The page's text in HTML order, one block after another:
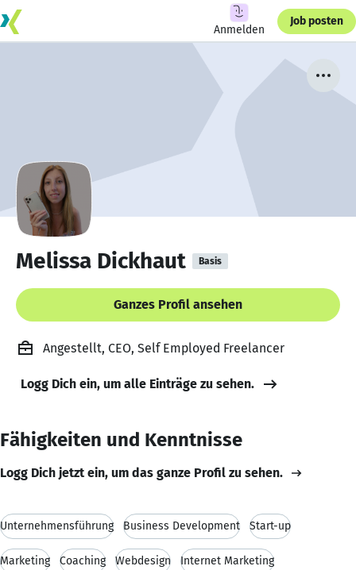
Anmelden
Job posten
Melissa Dickhaut Basis
Ganzes Profil ansehen
Angestellt, CEO, Self Employed Freelancer
Logg Dich ein, um alle Einträge zu sehen.
Fähigkeiten und Kenntnisse
Logg Dich jetzt ein, um das ganze Profil zu sehen.
Unternehmensführung Business Development Start-up
Marketing Coaching Webdesign Internet Marketing